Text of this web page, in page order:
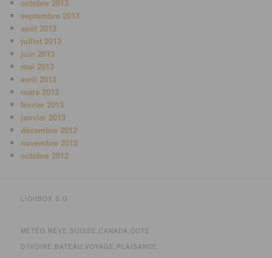
octobre 2013
septembre 2013
août 2013
juillet 2013
juin 2013
mai 2013
avril 2013
mars 2013
février 2013
janvier 2013
décembre 2012
novembre 2012
octobre 2012
LIGHBOX S.G
MÉTÉO,RÊVE,SUISSE,CANADA,COTE
D’IVOIRE,BATEAU,VOYAGE,PLAISANCE,